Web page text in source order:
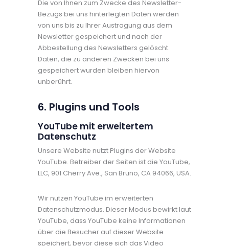
Die von Ihnen zum Zwecke des Newsletter-
Bezugs bei uns hinterlegten Daten werden
von uns bis zu Ihrer Austragung aus dem
Newsletter gespeichert und nach der
Abbestellung des Newsletters gelöscht.
Daten, die zu anderen Zwecken bei uns
gespeichert wurden bleiben hiervon
unberührt.
6. Plugins und Tools
YouTube mit erweitertem
Datenschutz
Unsere Website nutzt Plugins der Website
YouTube. Betreiber der Seiten ist die YouTube,
LLC, 901 Cherry Ave., San Bruno, CA 94066, USA.
Wir nutzen YouTube im erweiterten
Datenschutzmodus. Dieser Modus bewirkt laut
YouTube, dass YouTube keine Informationen
über die Besucher auf dieser Website
speichert, bevor diese sich das Video